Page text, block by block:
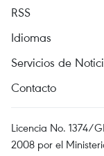
RSS
Idiomas
Servicios de
Contacto
Licencia No. 1374/
2008 por el